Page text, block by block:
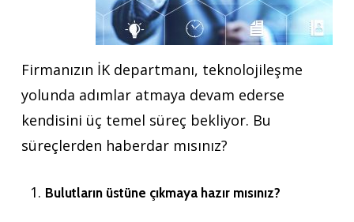
Firmanızın İK departmanı, teknolojileşme
yolunda adımlar atmaya devam ederse
kendisini üç temel süreç bekliyor. Bu
süreçlerden haberdar mısınız?
Bulutların üstüne çıkmaya hazır mısınız?